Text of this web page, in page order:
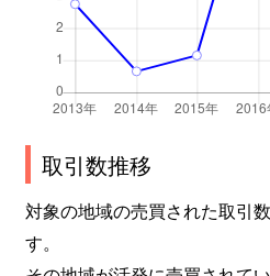
取引数推移
対象の地域の売買された取引
す。